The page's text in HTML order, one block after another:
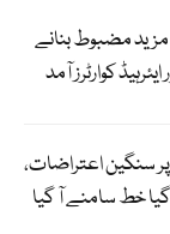
مزید مضبوط بنانے
کوارٹرز آمد
سنگین اعتراضات،
خط سامنے آ گیا